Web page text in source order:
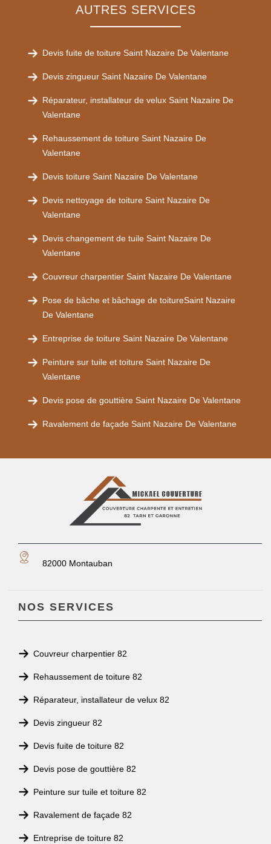
AUTRES SERVICES
Devis fuite de toiture Saint Nazaire De Valentane
Devis zingueur Saint Nazaire De Valentane
Réparateur, installateur de velux Saint Nazaire De
Valentane
Rehaussement de toiture Saint Nazaire De
Valentane
Devis toiture Saint Nazaire De Valentane
Devis nettoyage de toiture Saint Nazaire De
Valentane
Devis changement de tuile Saint Nazaire De
Valentane
Couvreur charpentier Saint Nazaire De Valentane
Pose de bâche et bâchage de toitureSaint Nazaire
De Valentane
Entreprise de toiture Saint Nazaire De Valentane
Peinture sur tuile et toiture Saint Nazaire De
Valentane
Devis pose de gouttière Saint Nazaire De Valentane
Ravalement de façade Saint Nazaire De Valentane
82000 Montauban
NOS SERVICES
Couvreur charpentier 82
Rehaussement de toiture 82
Réparateur, installateur de velux 82
Devis zingueur 82
Devis fuite de toiture 82
Devis pose de gouttière 82
Peinture sur tuile et toiture 82
Ravalement de façade 82
Entreprise de toiture 82